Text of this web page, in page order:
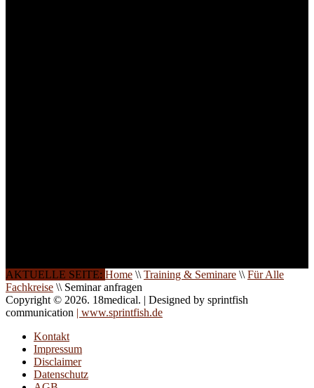
AKTUELLE SEITE: Home \\ Training & Seminare \\ Für Alle
Fachkreise \\ Seminar anfragen
Copyright © 2026. 18medical. | Designed by sprintfish
communication | www.sprintfish.de
Kontakt
Impressum
Disclaimer
Datenschutz